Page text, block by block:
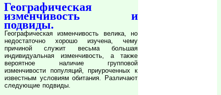
Географическая
изменчивость и
подвиды.
Географическая изменчивость велика, но
недостаточно хорошо изучена, чему
причиной служит весьма большая
индивидуальная изменчивость, а также
вероятное наличие групповой
изменчивости популяций, приуроченных к
известным условиям обитания. Различают
следующие подвиды.